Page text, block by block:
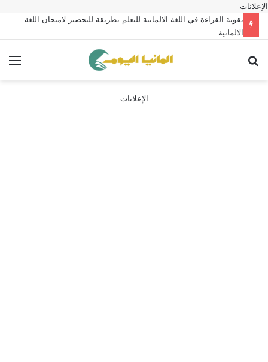
الإعلانات
تقوية القراءة في اللغة الالمانية للتعلم بطريقة للتحضير لامتحان اللغة
الالمانية
الإعلانات